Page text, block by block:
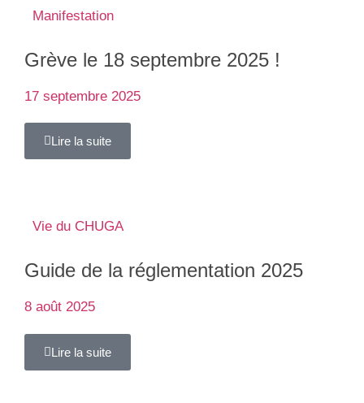
Manifestation
Grève le 18 septembre 2025 !
17 septembre 2025
Lire la suite
Vie du CHUGA
Guide de la réglementation 2025
8 août 2025
Lire la suite